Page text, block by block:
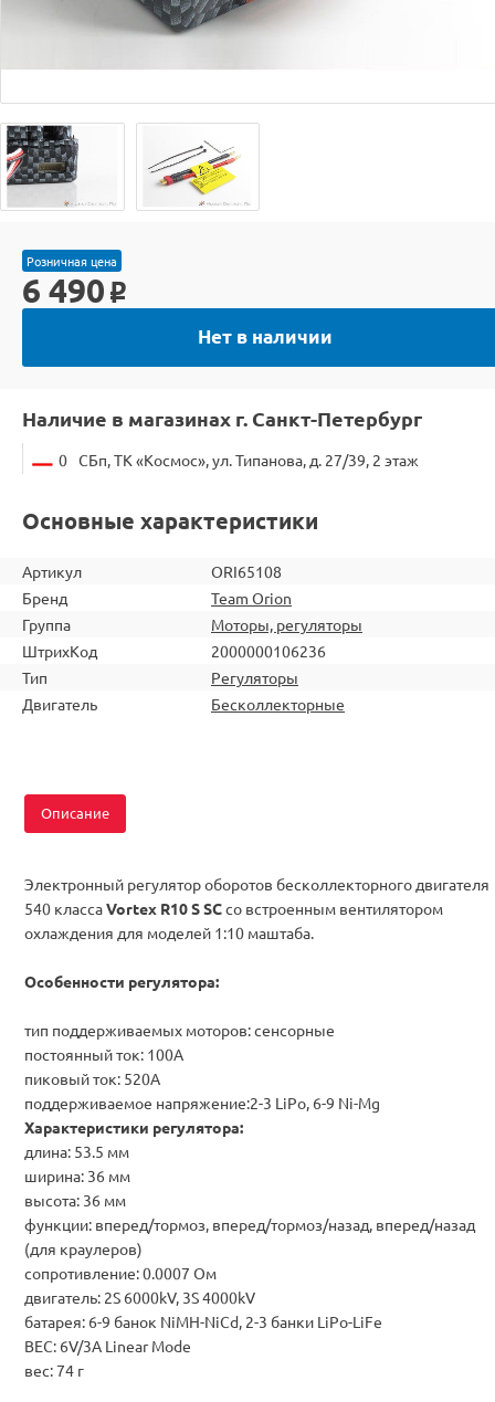
Розничная цена
6 490 o
Нет в наличии
Наличие в магазинах г. Санкт-Петербург
0 СБп, ТК «Космос», ул. Типанова, д. 27/39, 2 этаж
Основные характеристики
Артикул
ORI65108
Бренд
Team Orion
Группа
Моторы, регуляторы
ШтрихКод
2000000106236
Тип
Регуляторы
Двигатель
Бесколлекторные
Описание
Электронный регулятор оборотов бесколлекторного двигателя
540 классаVortex R10 S SCcо встроенным вентилятором
охлаждения для моделей 1:10 маштаба.
Особенности регулятора:
тип поддерживаемых моторов: cенсорные
постоянный ток: 100А
пиковый ток: 520А
поддерживаемое напряжение:2-3 LiPo, 6-9 Ni-Mg
Характеристики регулятора:
длина: 53.5 мм
ширина: 36 мм
высота: 36 мм
функции: вперед/тормоз , вперед/тормоз/назад, вперед/назад
(для краулеров)
сопротивление:0.0007 Ом
двигатель: 2S 6000kV, 3S 4000kV
батарея: 6-9 банок NiMH-NiCd, 2-3 банки LiPo-LiFe
BEC: 6V/3A Linear Mode
вес: 74 г